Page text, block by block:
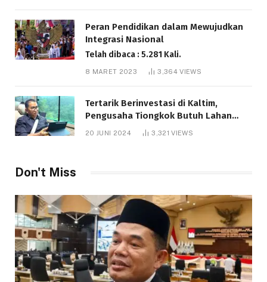
Peran Pendidikan dalam Mewujudkan
Integrasi Nasional
Telah dibaca : 5.281 Kali.
8 MARET 2023 3,364VIEWS
Tertarik Berinvestasi di Kaltim,
Pengusaha Tiongkok Butuh Lahan
1.000 Hektare
20 JUNI 2024 3,321VIEWS
Don't Miss